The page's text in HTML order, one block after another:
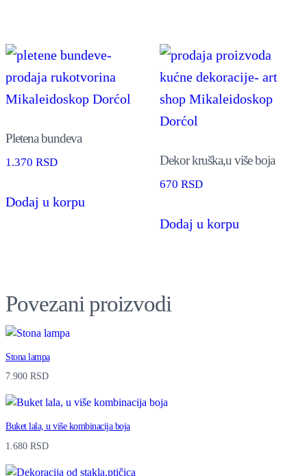
i
y
Pletena bundeva
1.370 RSD
Dodaj u korpu
Dekor kruška,u više boja
670 RSD
Dodaj u korpu
Povezani proizvodi
Stona lampa
7.900 RSD
Buket lala, u više kombinacija boja
1.680 RSD